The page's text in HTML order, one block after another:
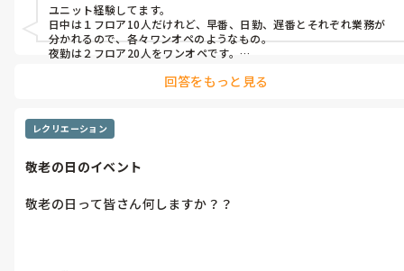
ユニット経験してます。
日中は１フロア10人だけれど、早番、日勤、遅番とそれぞれ業務が
分かれるので、各々ワンオペのようなもの。
夜勤は２フロア20人をワンオペです。
その前が50床療養施設にいたのですが、それと比べると時間がゆっ
施設の五分の一位に体も精神的にも楽というような印象です。
強いて言えば、相性が悪い利用者さんに出会ってしまったら、逃げ
うかね。
私はユニットの感じ好きでした。
施設長とぶつかって辞めなければ今も働いていたと思います。
回答をもっと見る
レクリエーション
敬老の日のイベント
敬老の日って皆さん何しますか？？